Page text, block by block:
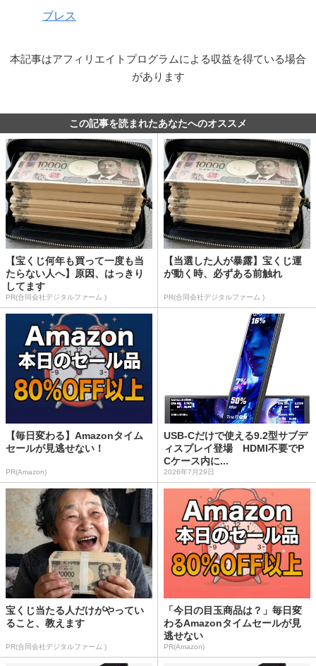
ブレス
本記事はアフィリエイトプログラムによる収益を得ている場合
があります
この記事を読まれたあなたへのオススメ
【宝くじ何年も買って一度も当
たらない人へ】原因、はっきり
してます
PR(合同会社デジタルファーム )
【当選した人が暴露】宝くじ運
が動く時、必ずある前触れ
PR(合同会社デジタルファーム )
【毎日変わる】Amazonタイム
セールが見逃せない！
PR(Amazon)
USB-Cだけで使える9.2型サブデ
ィスプレイ登場 HDMI不要でP
Cケース内に...
2026年7月29日
宝くじ当たる人だけがやってい
ること、教えます
PR(合同会社デジタルファーム )
「今日の目玉商品は？」毎日変
わるAmazonタイムセールが見
逃せない
PR(Amazon)